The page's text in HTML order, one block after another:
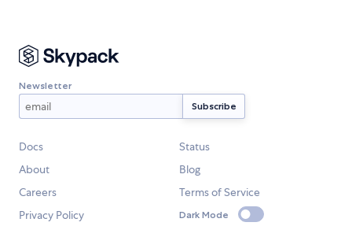
Newsletter
Docs
Status
About
Blog
Careers
Terms of Service
Privacy Policy
Dark Mode